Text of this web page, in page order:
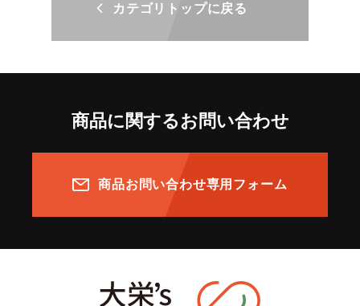
カテゴリトップに戻る
商品に関するお問い合わせ
商品お問い合わせ専用フォーム